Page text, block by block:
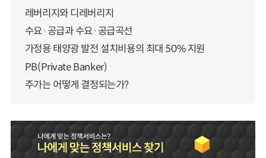
레버리지와 디레버리지
수요·공급과 수요·공급곡선
가정용 태양광 발전 설치비용의 최대 50% 지원
PB(Private Banker)
주가는 어떻게 결정되는가?